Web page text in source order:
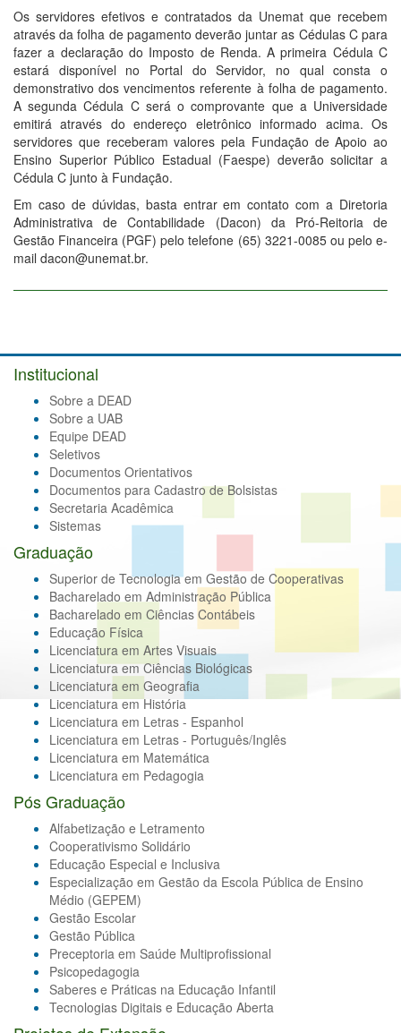
Os servidores efetivos e contratados da Unemat que recebem
através da folha de pagamento deverão juntar as Cédulas C para
fazer a declaração do Imposto de Renda. A primeira Cédula C
estará disponível no Portal do Servidor, no qual consta o
demonstrativo dos vencimentos referente à folha de pagamento.
A segunda Cédula C será o comprovante que a Universidade
emitirá através do endereço eletrônico informado acima. Os
servidores que receberam valores pela Fundação de Apoio ao
Ensino Superior Público Estadual (Faespe) deverão solicitar a
Cédula C junto à Fundação.
Em caso de dúvidas, basta entrar em contato com a Diretoria
Administrativa de Contabilidade (Dacon) da Pró-Reitoria de
Gestão Financeira (PGF) pelo telefone (65) 3221-0085 ou pelo e-
mail dacon@unemat.br.
Institucional
Sobre a DEAD
Sobre a UAB
Equipe DEAD
Seletivos
Documentos Orientativos
Documentos para Cadastro de Bolsistas
Secretaria Acadêmica
Sistemas
Graduação
Superior de Tecnologia em Gestão de Cooperativas
Bacharelado em Administração Pública
Bacharelado em Ciências Contábeis
Educação Física
Licenciatura em Artes Visuais
Licenciatura em Ciências Biológicas
Licenciatura em Geografia
Licenciatura em História
Licenciatura em Letras - Espanhol
Licenciatura em Letras - Português/Inglês
Licenciatura em Matemática
Licenciatura em Pedagogia
Pós Graduação
Alfabetização e Letramento
Cooperativismo Solidário
Educação Especial e Inclusiva
Especialização em Gestão da Escola Pública de Ensino
Médio (GEPEM)
Gestão Escolar
Gestão Pública
Preceptoria em Saúde Multiprofissional
Psicopedagogia
Saberes e Práticas na Educação Infantil
Tecnologias Digitais e Educação Aberta